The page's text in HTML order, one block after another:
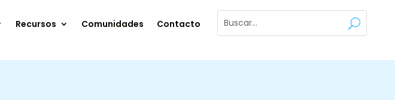
Recursos Comunidades Contacto